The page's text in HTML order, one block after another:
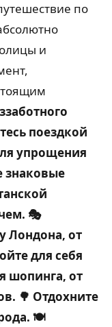
по
и
поездкой
упрощения
знаковые
🎭
Лондона, от
для себя
шопинга, от
🌳 Отдохните
🍽️